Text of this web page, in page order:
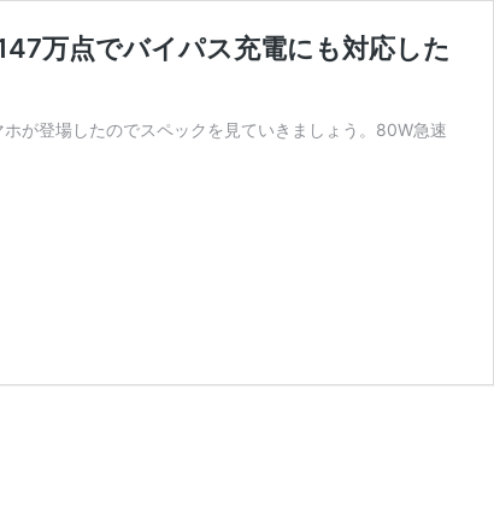
万点でバイパス充電にも対応した
が登場したのでスペックを見ていきましょう。80W急速